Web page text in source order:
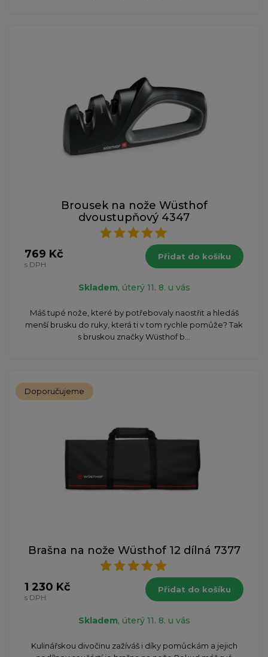
Brousek na nože Wüsthof
dvoustupňový 4347
769 Kč
s DPH
Přidat do košíku
Skladem, úterý 11. 8. u vás
​Máš tupé nože, které by potřebovaly naostřit a hledáš
menší brusku do ruky, která ti v tom rychle pomůže? Tak
s bruskou značky Wüsthof b...
Doporučujeme
Brašna na nože Wüsthof 12 dílná 7377
1 230 Kč
s DPH
Přidat do košíku
Skladem, úterý 11. 8. u vás
​Kulinářskou divočinu zažíváš i díky pomůckám a jejich